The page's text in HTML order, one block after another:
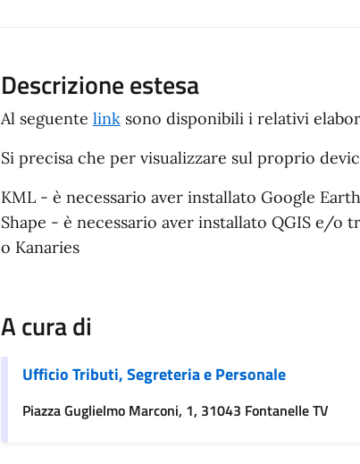
Descrizione estesa
Al seguente linksono disponibili i relativi
Si precisa che per visualizzare sul proprio
KML - è necessario aver installato Google Earth
Shape - è necessario aver installato QGIS e/o
o Kanaries
A cura di
Ufficio Tributi, Segreteria e Personale
Piazza Guglielmo Marconi, 1, 31043 Fontanelle TV